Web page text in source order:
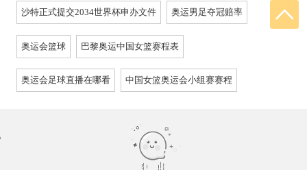
沙特正式提交2034世界杯申办文件 奥运男足夺冠赔率
奥运会篮球 巴黎奥运中国女篮赛程表
奥运会足球直播在哪看 中国女篮奥运会小组赛赛程